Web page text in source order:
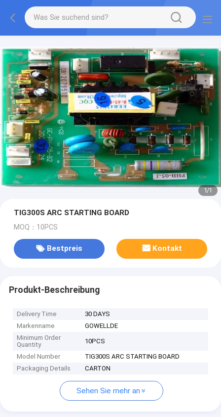
1/1
TIG300S ARC STARTING BOARD
MOQ：10PCS
Bestpreis Kontakt
Produkt-Beschreibung
Delivery Time
30 DAYS
Markenname
GOWELLDE
Minimum Order
Quantity
10PCS
Model Number
TIG300S ARC STARTING BOARD
Packaging Details
CARTON
Sehen Sie mehr an